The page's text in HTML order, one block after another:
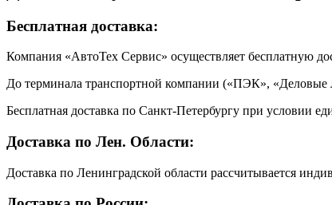
Бесплатная доставка:
Компания «АвтоТех Сервис» осуществляет бесплатную
До терминала транспортной компании («ПЭК», «Деловые
Бесплатная доставка по Санкт-Петербургу при условии
Доставка по Лен. Области:
Доставка по Ленинградской области рассчитывается